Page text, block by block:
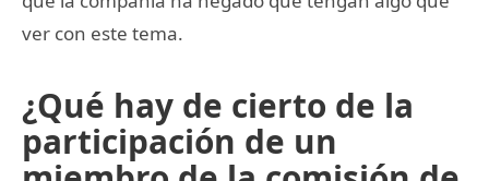
ver con este tema.
¿Qué hay de cierto de la
participación de un